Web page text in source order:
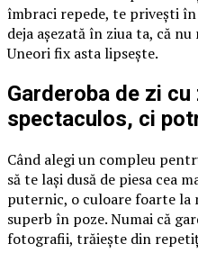
îmbraci repede, te privești
deja așezată în ziua ta, că
Uneori fix asta lipsește.
Garderoba de zi cu
spectaculos, ci
Când alegi un compleu
să te lași dusă de piesa cea
puternic, o culoare foarte la
superb în poze. Numai că
fotografii, trăiește din